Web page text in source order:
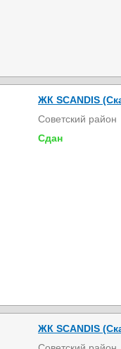
ЖК SCANDIS
Советский район
Сдан
ЖК SCANDIS